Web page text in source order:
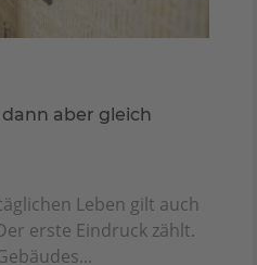
aber gleich
Leben gilt auch
erste Eindruck zählt.